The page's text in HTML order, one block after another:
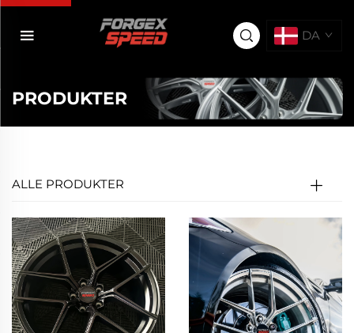
DA
PRODUKTER
ALLE PRODUKTER